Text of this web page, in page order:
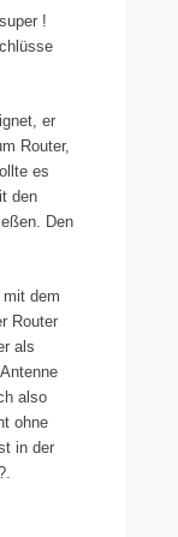
!
er
Router,
es
den
Den
dem
Router
als
also
ohne
in der